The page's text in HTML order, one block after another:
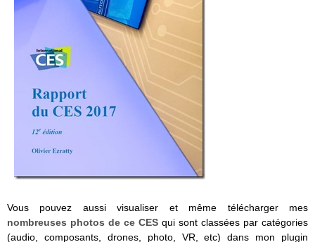
Vous pouvez aussi visualiser et même télécharger mes
nombreuses photos de ce CES qui sont classées par catégories
(audio, composants, drones, photo, VR, etc) dans mon plugin